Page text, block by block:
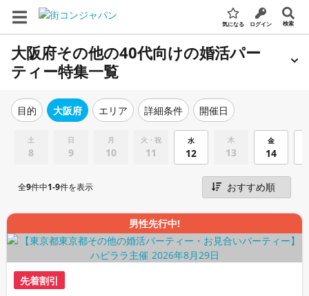
気になる ログイン 検索
大阪府その他の40代向けの婚活パー
ティー特集一覧
目的 大阪府 エリア 詳細条件 開催日
土
8
日
9
月
10
火・祝
11
水
12
木
13
金
14
全9件中1-9件を表示
男性先行中!
先着割引